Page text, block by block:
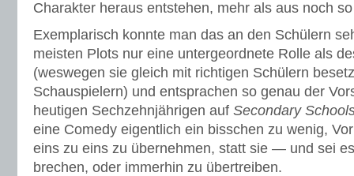
Charakter heraus entstehen, mehr als aus noch
Exemplarisch konnte man das an den Schülern
meisten Plots nur eine untergeordnete Rolle als
(weswegen sie gleich mit richtigen Schülern
Schauspielern) und entsprachen so genau der
heutigen Sechzehnjährigen auf Secondary
eine Comedy eigentlich ein bisschen zu wenig,
eins zu eins zu übernehmen, statt sie — und sei
brechen, oder immerhin zu übertreiben.